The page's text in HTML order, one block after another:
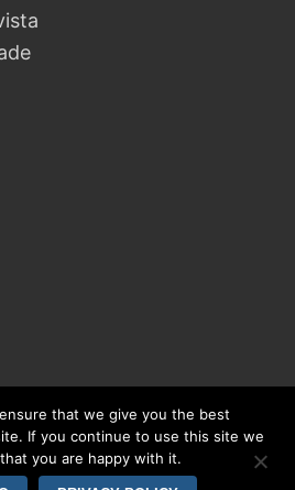
that we give you the best
If you continue to use this site we
you are happy with it.